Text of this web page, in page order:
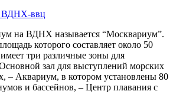
ВДНХ-ввц
на ВДНХ называется “Москвариум”.
которого составляет около 50
три различные зоны для
зал для выступлений морских
– Аквариум, в котором установлены 80
и бассейнов, – Центр плавания с